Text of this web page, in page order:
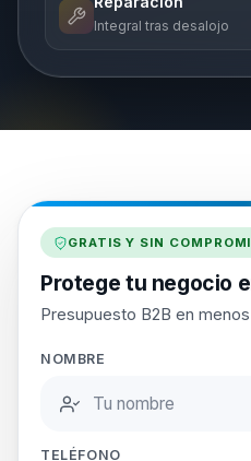
Integral tras desalojo
GRATIS Y SIN
Protege tu negocio
Presupuesto B2B en
NOMBRE
TELÉFONO